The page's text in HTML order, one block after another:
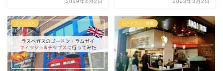
2019年4月2日 2023年3月2日
ラスベガス レストラン・軽食